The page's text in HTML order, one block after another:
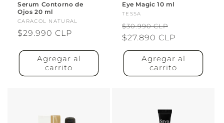
Serum Contorno de
Ojos 20 ml
Proveedor:
CARACOL NATURAL
Precio
$29.990 CLP
Agregar al
carrito
Eye Magic 10 ml
Proveedor:
TESSA
Precio
habitual
$30.990 CLP
de
oferta
$27.890 CLP
Agregar al
carrito